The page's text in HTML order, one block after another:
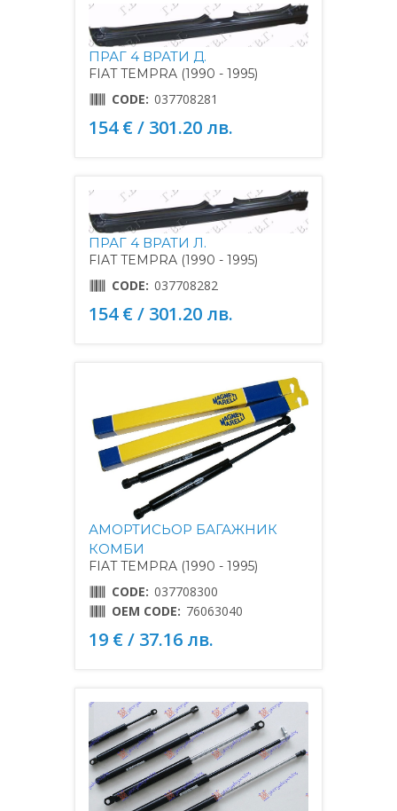
ПРАГ 4 ВРАТИ Д.
FIAT TEMPRA (1990 - 1995)
CODE: 037708281
154 € / 301.20 лв.
ПРАГ 4 ВРАТИ Л.
FIAT TEMPRA (1990 - 1995)
CODE: 037708282
154 € / 301.20 лв.
АМОРТИСЬОР БАГАЖНИК
КОМБИ
FIAT TEMPRA (1990 - 1995)
CODE: 037708300
OEM CODE: 76063040
19 € / 37.16 лв.